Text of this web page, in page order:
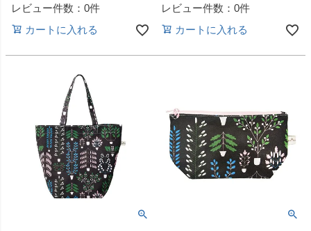
レビュー件数：0件
カートに入れる
レビュー件数：0件
カートに入れる